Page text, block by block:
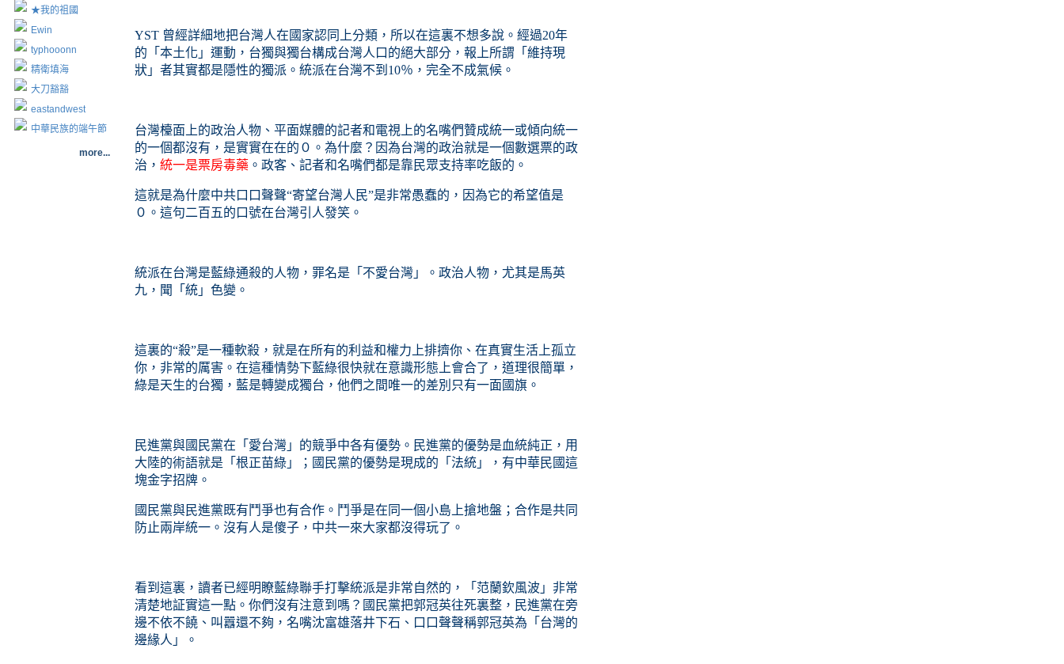
★我的祖國
Ewin
typhooonn
精衛填海
大刀豁豁
eastandwest
中華民族的端午節
more...
YST 曾經詳細地把台灣人在國家認同上分類，所以在這裏不想多說。經過20年
的「本土化」運動，台獨與獨台構成台灣人口的絕大部分，報上所謂「維持現
狀」者其實都是隱性的獨派。統派在台灣不到10％，完全不成氣候。
台灣檯面上的政治人物、平面媒體的記者和電視上的名嘴們贊成統一或傾向統一
的一個都沒有，是實實在在的０。為什麼？因為台灣的政治就是一個數選票的政
治， 統一是票房毒藥 。政客、記者和名嘴們都是靠民眾支持率吃飯的。
這就是為什麼中共口口聲聲“寄望台灣人民”是非常愚蠢的，因為它的希望值是
０。這句二百五的口號在台灣引人發笑。
統派在台灣是藍綠通殺的人物，罪名是「不愛台灣」。政治人物，尤其是馬英
九，聞「統」色變。
這裏的“殺”是一種軟殺，就是在所有的利益和權力 上排擠你、在真實生活上孤立
你，非常的厲害。在這種情勢下藍綠很快就在意識形態上會合了，道理很簡單，
綠是天生的台獨，藍是轉變成獨台，他們之間唯一的差別只有一面國旗。
民進黨與國民黨在「愛台灣」的競爭中各有優勢。民進黨的優勢是血統純正，用
大陸的術語就是「根正苗綠」；國民黨的優勢是現成的「法統」，有中華民國這
塊金字招牌。
國民黨與民進黨既有鬥爭也有合作。鬥爭是在同一個小島上搶地盤；合作是共同
防止兩岸統一。沒有人是傻子，中共一來大家都沒得玩了。
看到這裏，讀者已經明瞭藍綠聯手打擊統派是非常自然的，「范蘭欽風波」非常
清楚地証實這一點。你們沒有注意到嗎？ 國民黨把郭冠英往死裏整，民進黨在旁
邊不依不饒、叫囂還不夠，名嘴沈富雄落井下石、 口口聲聲稱郭冠英為「台灣的
邊緣人」。